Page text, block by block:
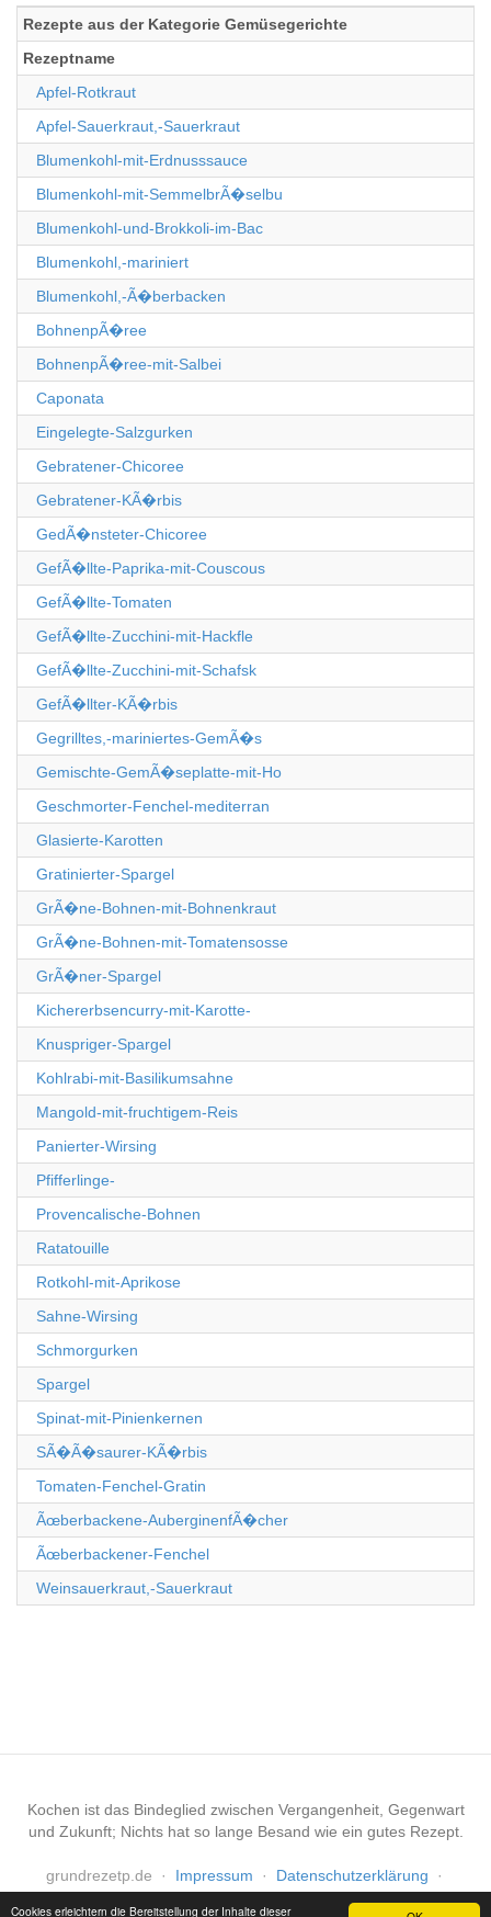
Cookies erleichtern die Bereitstellung der Inhalte dieser
Rezepte aus der Kategorie Gemüsegerichte
Rezeptname
Apfel-Rotkraut
Apfel-Sauerkraut,-Sauerkraut
Blumenkohl-mit-Erdnusssauce
Blumenkohl-mit-SemmelbrÃ�selbu
Blumenkohl-und-Brokkoli-im-Bac
Blumenkohl,-mariniert
Blumenkohl,-Ã�berbacken
BohnenpÃ�ree
BohnenpÃ�ree-mit-Salbei
Caponata
Eingelegte-Salzgurken
Gebratener-Chicoree
Gebratener-KÃ�rbis
GedÃ�nsteter-Chicoree
GefÃ�llte-Paprika-mit-Couscous
GefÃ�llte-Tomaten
GefÃ�llte-Zucchini-mit-Hackfle
GefÃ�llte-Zucchini-mit-Schafsk
GefÃ�llter-KÃ�rbis
Gegrilltes,-mariniertes-GemÃ�s
Gemischte-GemÃ�seplatte-mit-Ho
Geschmorter-Fenchel-mediterran
Glasierte-Karotten
Gratinierter-Spargel
GrÃ�ne-Bohnen-mit-Bohnenkraut
GrÃ�ne-Bohnen-mit-Tomatensosse
GrÃ�ner-Spargel
Kichererbsencurry-mit-Karotte-
Knuspriger-Spargel
Kohlrabi-mit-Basilikumsahne
Mangold-mit-fruchtigem-Reis
Panierter-Wirsing
Pfifferlinge-
Provencalische-Bohnen
Ratatouille
Rotkohl-mit-Aprikose
Sahne-Wirsing
Schmorgurken
Spargel
Spinat-mit-Pinienkernen
SÃ�Ã�saurer-KÃ�rbis
Tomaten-Fenchel-Gratin
Ãœberbackene-AuberginenfÃ�cher
Ãœberbackener-Fenchel
Weinsauerkraut,-Sauerkraut
Kochen ist das Bindeglied zwischen Vergangenheit, Gegenwart
und Zukunft; Nichts hat so lange Besand wie ein gutes Rezept.
grundrezetp.de · Impressum · Datenschutzerklärung
·
Haftungsausschluss